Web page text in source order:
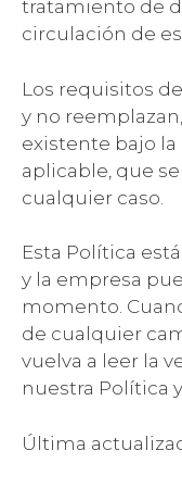
tratamiento de
circulación de
Los requisitos
y no
existente bajo
aplicable, que
cualquier caso.
Esta Política
y la empresa
momento.
de cualquier
vuelva a leer la
nuestra Política
Última